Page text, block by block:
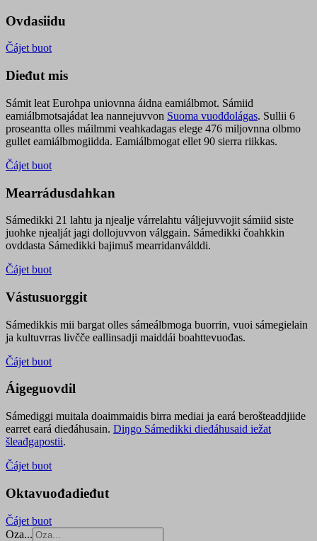
Ovdasiidu
Čájet buot
Dieđut mis
Sámit leat Eurohpa uniovnna áidna eamiálbmot. Sámiid
eamiálbmotsajádat lea nannejuvvon Suoma vuođđolágas. Sullii 6
proseantta olles máilmmi veahkadagas elege 476 miljovnna olbmo
gullet eamiálbmogiidda. Eamiálbmogat ellet 90 sierra riikkas.
Čájet buot
Mearrádusdahkan
Sámedikki 21 lahtu ja njealje várrelahtu váljejuvvojit sámiid siste
juohke njealját jagi dollojuvvon válggain. Sámedikki čoahkkin
ovddasta Sámedikki bajimuš mearridanválddi.
Čájet buot
Vástusuorggit
Sámedikkis mii bargat olles sámeálbmoga buorrin, vuoi sámegielain
ja kultuvrras livčče eallinsadji maiddái boahttevuođas.
Čájet buot
Áigeguovdil
Sámediggi muitala doaimmaidis birra mediai ja eará berošteaddjiide
earret eará dieđáhusain. Diŋgo Sámedikki dieđáhusaid iežat
šleađgapostii.
Čájet buot
Oktavuođadieđut
Čájet buot
Oza...